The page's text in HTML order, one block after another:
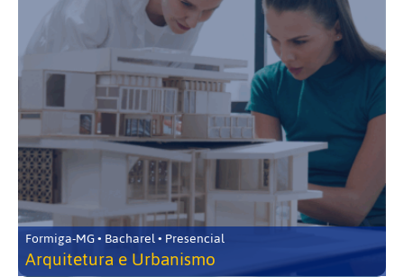
Formiga-MG • Bacharel • Presencial
Arquitetura e Urbanismo